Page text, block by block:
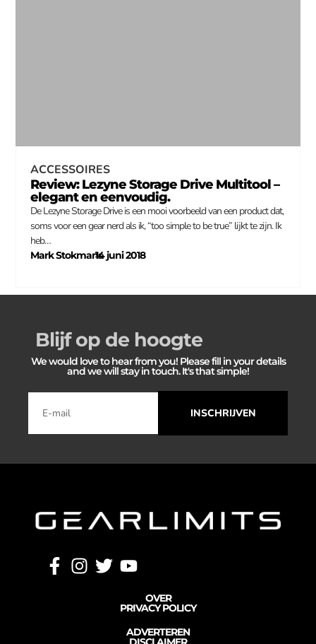
ACCESSOIRES
Review: Lezyne Storage Drive Multitool –
elegant en eenvoudig.
De Lezyne Storage Drive is een mooi voorbeeld van een product dat,
soms voor een gear nerd als ik, “too simple to be true” lijkt te zijn. Ik
heb…
Mark Stokmans
–
14 juni 2018
Blijf op de hoogte
We would love to hear from you! Please fill in your details
and we will stay in touch. It's that simple!
INSCHRIJVEN
OVER
PRIVACY POLICY
ADVERTEREN